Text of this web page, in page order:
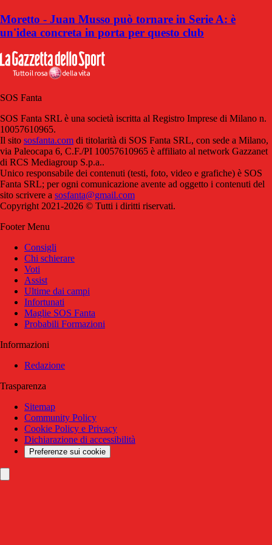
Moretto - Juan Musso può tornare in Serie A: è
un'idea concreta in porta per questo club
SOS Fanta
SOS Fanta SRL è una società iscritta al Registro Imprese di Milano n.
10057610965.
Il sito sosfanta.com di titolarità di SOS Fanta SRL, con sede a Milano,
via Paleocapa 6, C.F./PI 10057610965 è affiliato al network Gazzanet
di RCS Mediagroup S.p.a..
Unico responsabile dei contenuti (testi, foto, video e grafiche) è SOS
Fanta SRL; per ogni comunicazione avente ad oggetto i contenuti del
sito scrivere a sosfanta@gmail.com
Copyright 2021-2026 © Tutti i diritti riservati.
Footer Menu
Consigli
Chi schierare
Voti
Assist
Ultime dai campi
Infortunati
Maglie SOS Fanta
Probabili Formazioni
Informazioni
Redazione
Trasparenza
Sitemap
Community Policy
Cookie Policy e Privacy
Dichiarazione di accessibilità
Preferenze sui cookie